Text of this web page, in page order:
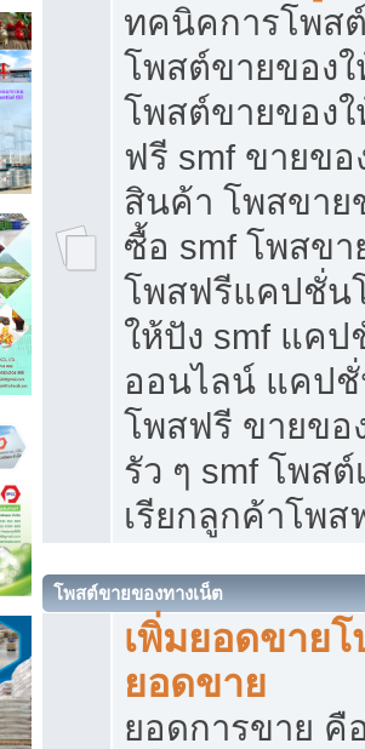
ทคนิคการโพส
โพสต์ขายของ
โพสต์ขายของ
ฟรี smf ขายข
สินค้า โพสขาย
ซื้อ smf โพสข
โพสฟรีแคปชั่น
ให้ปัง smf แค
ออนไลน์ แคป
โพสฟรี ขายขอ
รัว ๆ smf โพส
เรียกลูกค้าโพส
โพสต์ขายของทางเน็ต
เพิ่มยอดขาย
ยอดขาย
ยอดการขาย คื